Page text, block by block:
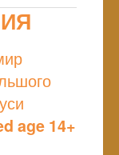
age 14+